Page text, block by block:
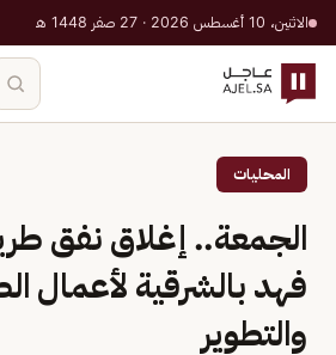
الاثنين، 10 أغسطس 2026 · 27 صفر 1448 هـ
المحليات
الجمعة.. إغلاق نفق
فهد بالشرقية لأعمال
والتطوير